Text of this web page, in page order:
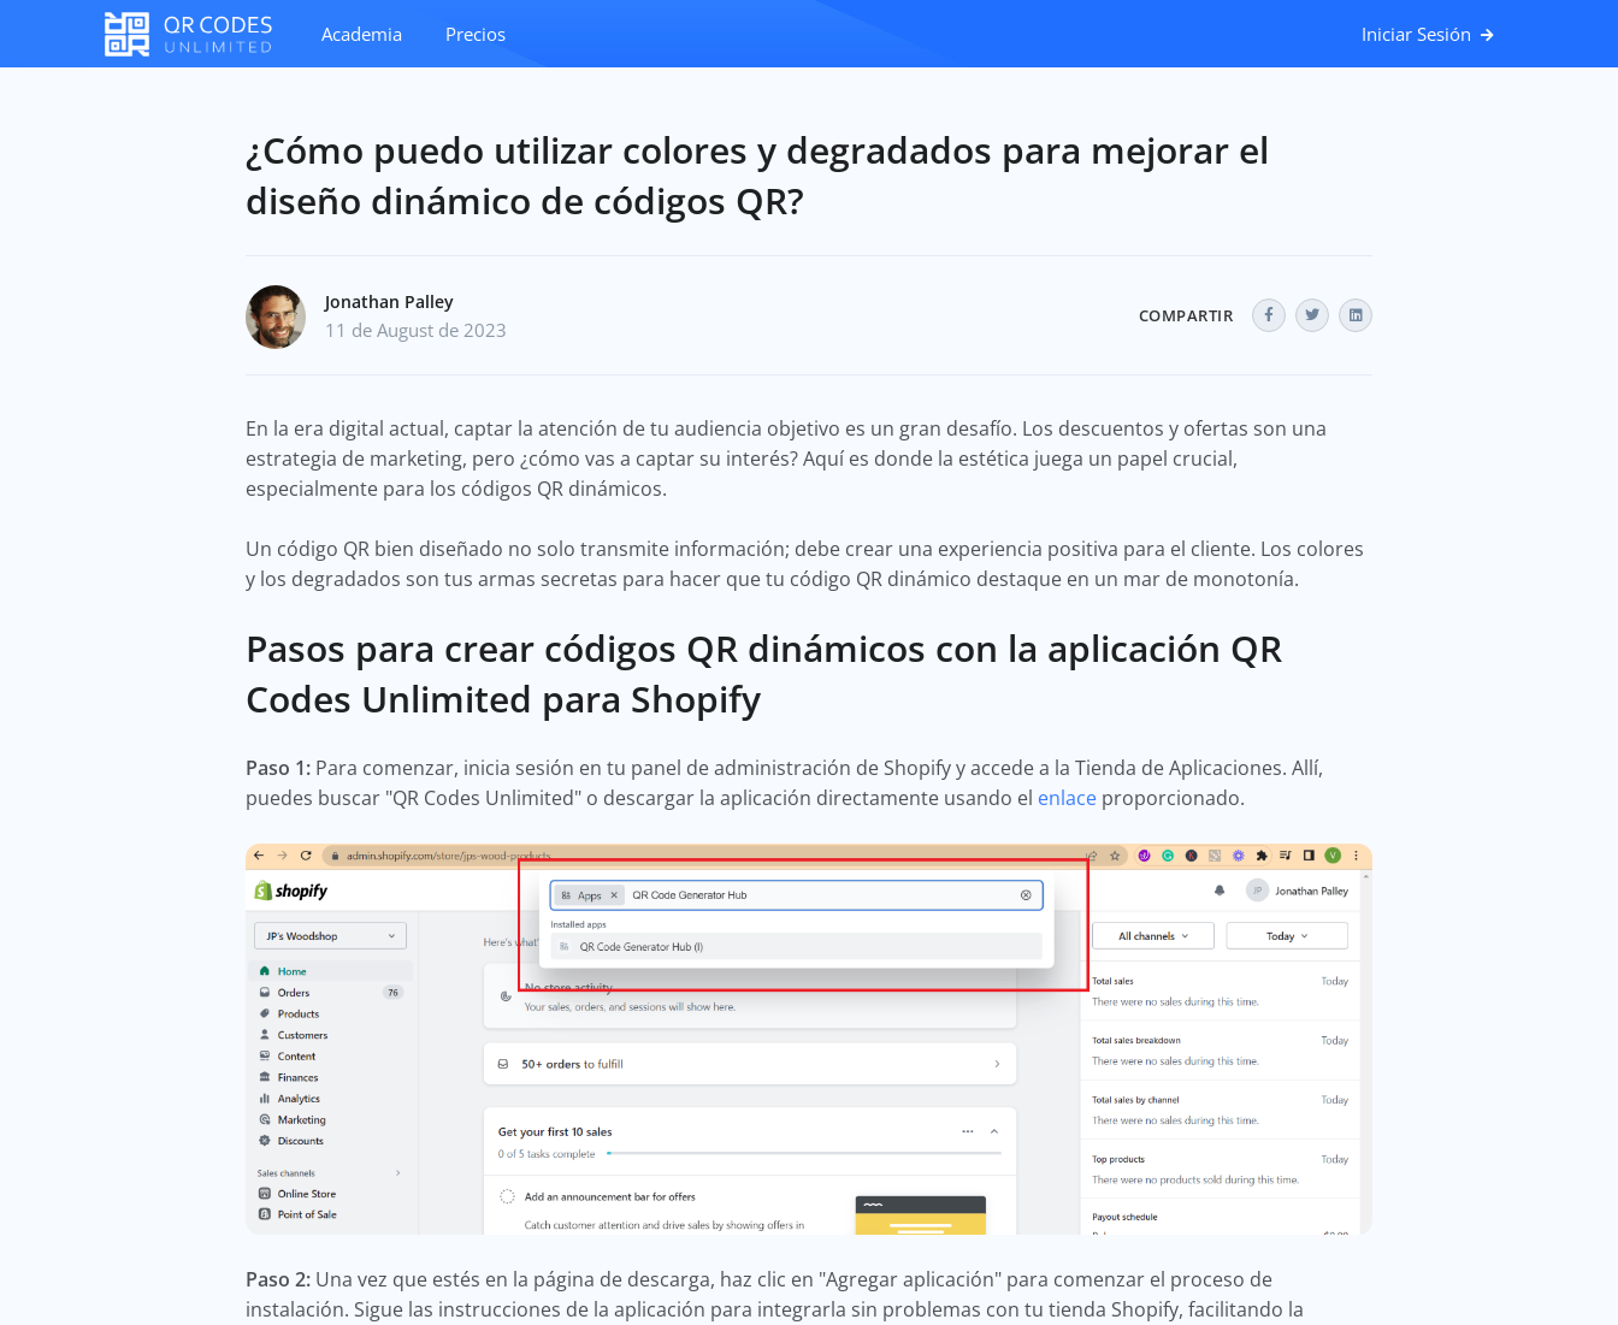
Academia Precios Iniciar Sesión
¿Cómo puedo utilizar colores y degradados para mejorar el
diseño dinámico de códigos QR?
Jonathan Palley
11 de August de 2023
COMPARTIR
En la era digital actual, captar la atención de tu audiencia objetivo es un gran desafío. Los descuentos y ofertas son una
estrategia de marketing, pero ¿cómo vas a captar su interés? Aquí es donde la estética juega un papel crucial,
especialmente para los códigos QR dinámicos.
Un código QR bien diseñado no solo transmite información; debe crear una experiencia positiva para el cliente. Los colores
y los degradados son tus armas secretas para hacer que tu código QR dinámico destaque en un mar de monotonía.
Pasos para crear códigos QR dinámicos con la aplicación QR
Codes Unlimited para Shopify
Paso 1: Para comenzar, inicia sesión en tu panel de administración de Shopify y accede a la Tienda de Aplicaciones. Allí,
puedes buscar "QR Codes Unlimited" o descargar la aplicación directamente usando el enlace proporcionado.
Paso 2: Una vez que estés en la página de descarga, haz clic en "Agregar aplicación" para comenzar el proceso de
instalación. Sigue las instrucciones de la aplicación para integrarla sin problemas con tu tienda Shopify, facilitando la